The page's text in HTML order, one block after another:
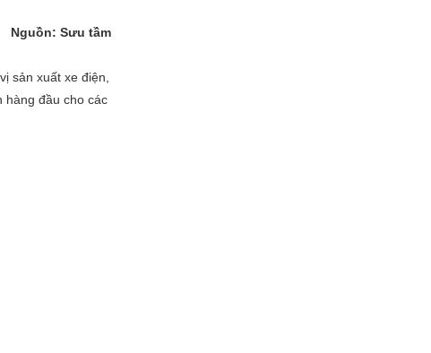
Nguồn: Sưu tầm
sản xuất xe điện,
hàng đầu cho các